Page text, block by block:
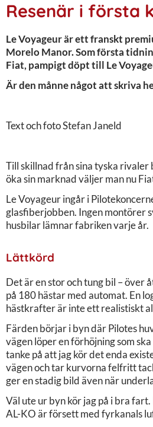
Resenär i första
Le Voyageur är ett franskt
Morelo Manor. Som första
Fiat, pampigt döpt till Le
Är den månne något att skriva
Text och foto Stefan Janeld
Till skillnad från sina tyska rivaler
öka sin marknad väljer man nu
Le Voyageur ingår i
glasfiberjobben. Ingen montörer
husbilar lämnar fabriken varje år.
Lättkörd
Det är en stor och tung bil – över
på 180 hästar med automat. En
hästkrafter är inte ett realistiskt
Färden börjar i byn där Pilotes
vägen löper en förhöjning som
tanke på att jag kör det enda
vägen och tar kurvorna felfritt
ger en stadig bild även när
Väl ute ur byn kör jag på i bra
AL-KO är försett med fyrkanals